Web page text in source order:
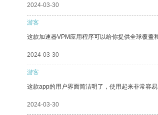
2024-03-30
游客
这款加速器VPM应用程序可以给你提供全球覆盖
2024-03-30
游客
这款app的用户界面简洁明了，使用起来非常容
2024-03-30